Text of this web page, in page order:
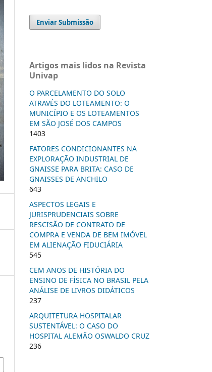
Enviar Submissão
Artigos mais lidos na Revista
Univap
O PARCELAMENTO DO SOLO
ATRAVÉS DO LOTEAMENTO: O
MUNICÍPIO E OS LOTEAMENTOS
EM SÃO JOSÉ DOS CAMPOS
1403
FATORES CONDICIONANTES NA
EXPLORAÇÃO INDUSTRIAL DE
GNAISSE PARA BRITA: CASO DE
GNAISSES DE ANCHILO
643
ASPECTOS LEGAIS E
JURISPRUDENCIAIS SOBRE
RESCISÃO DE CONTRATO DE
COMPRA E VENDA DE BEM IMÓVEL
EM ALIENAÇÃO FIDUCIÁRIA
545
CEM ANOS DE HISTÓRIA DO
ENSINO DE FÍSICA NO BRASIL PELA
ANÁLISE DE LIVROS DIDÁTICOS
237
ARQUITETURA HOSPITALAR
SUSTENTÁVEL: O CASO DO
HOSPITAL ALEMÃO OSWALDO CRUZ
236